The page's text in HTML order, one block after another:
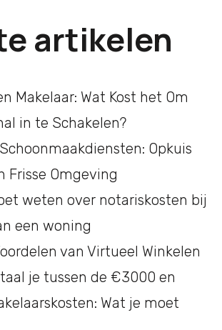
artikelen
Makelaar: Wat Kost het Om
in te Schakelen?
Opkuis
Frisse Omgeving
weten over notariskosten bij
een woning
van Virtueel Winkelen
je tussen de €3000 en
Wat je moet